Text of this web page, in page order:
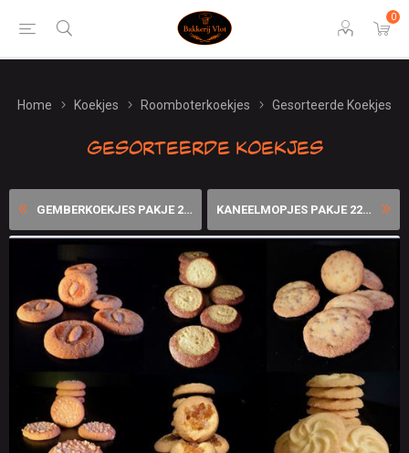
0
Home Koekjes Roomboterkoekjes Gesorteerde Koekjes
Gesorteerde Koekjes
GEMBERKOEKJES PAKJE 220 GRA... KANEELMOPJES PAKJE 220 GRAM